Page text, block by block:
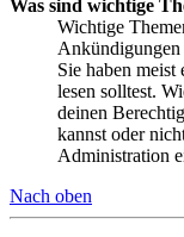
Was sind wichtige
Wichtige
Ankündigungen
Sie haben
lesen solltest.
deinen
kannst oder
Administration
Nach oben